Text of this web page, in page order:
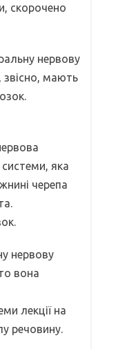
скорочено
нервову
звісно, мають
яка
черепа
нервову
вона
лекції на
речовину.